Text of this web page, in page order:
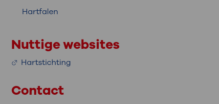
Hartfalen
Nuttige websites
Hartstichting
Contact